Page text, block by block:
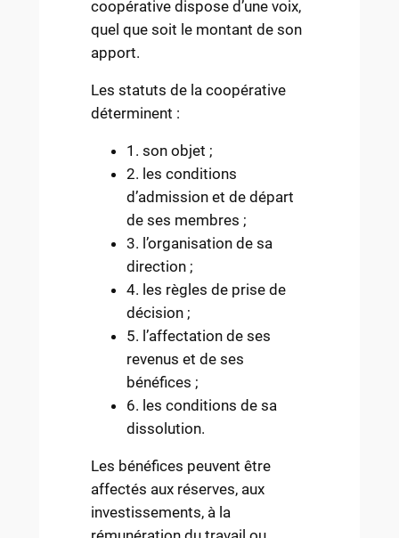
coopérative dispose d’une voix,
quel que soit le montant de son
apport.
Les statuts de la coopérative
déterminent :
1. son objet ;
2. les conditions
d’admission et de départ
de ses membres ;
3. l’organisation de sa
direction ;
4. les règles de prise de
décision ;
5. l’affectation de ses
revenus et de ses
bénéfices ;
6. les conditions de sa
dissolution.
Les bénéfices peuvent être
affectés aux réserves, aux
investissements, à la